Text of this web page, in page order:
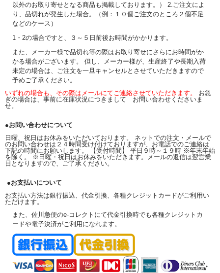
以外のお取り寄せとなる商品も掲載しております。） 2.ご注文によ
り、品切れが発生した場合。（例：１０個ご注文のところ２個不足
などのケース）
1・2の場合ですと、３～５日前後お時間がかかります。
また、メーカー様で品切れ等の際はお取り寄せにさらにお時間がか
かる場合がございます。 但し、メーカー様が、生産終了や長期入荷
未定の場合は、ご注文を一旦キャンセルとさせていただきますので
予めご了承ください。
いずれの場合も、その際はメールにてご連絡させていただきます。 お急
ぎの場合は、事前に在庫状況につきまして お問い合わせくださいま
せ。
●お問い合わせについて
日曜、祝日はお休みをいただいております。 ネットでの注文・メールで
のお問い合わせは２４時間受け付けておりますが、お電話でのご連絡は
下記の時間にお願いします。 【受付時間】 平日９時～１９時 ※年末年始
を除く。 ※日曜・祝日はお休みをいただきます。メールの返信は翌営業
日となりますので、ご了承ください。
●お支払いについて
お支払い方法は銀行振込、代金引換、各種クレジットカードがご利用い
ただけます。
また、佐川急便のe-コレクトにて代金引換時でも各種クレジットカ
ードや電子決済がご利用になれます。